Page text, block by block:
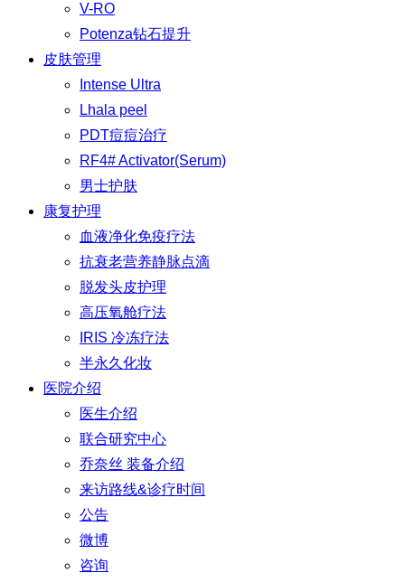
V-RO
Potenza钻石提升
皮肤管理
Intense Ultra
Lhala peel
PDT痘痘治疗
RF4# Activator(Serum)
男士护肤
康复护理
血液净化免疫疗法
抗衰老营养静脉点滴
脱发头皮护理
高压氧舱疗法
IRIS 冷冻疗法
半永久化妆
医院介绍
医生介绍
联合研究中心
乔奈丝 装备介绍
来访路线&诊疗时间
公告
微博
咨询